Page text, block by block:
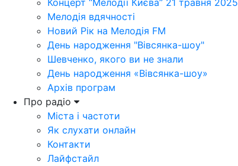
Концерт “Мелодії Києва” 21 травня 2025
Мелодія вдячності
Новий Рік на Мелодія FM
День народження "Вівсянка-шоу"
Шевченко, якого ви не знали
День народження «Вівсянка-шоу»
Архів програм
Про радіо
Міста і частоти
Як слухати онлайн
Контакти
Лайфстайл